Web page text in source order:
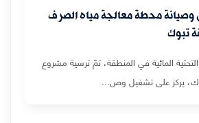
محطة معالجة مياه الصرف
تبوك
المائية في المنطقة، تمّ ترسية مشروع
يركز على تشغيل وص...